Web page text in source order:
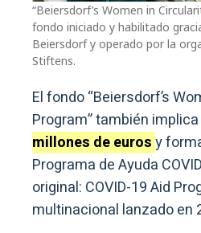
“Beiersdorf’s Women in
fondo iniciado y habilitado
Beiersdorf y operado por la
Stiftens.
El fondo “Beiersdorf’s
Program” también
millones de eurosy
Programa de Ayuda
original: COVID-19 Aid
multinacional lanzado en